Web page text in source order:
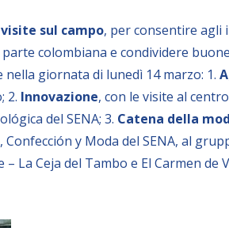
visite sul campo, per consentire agli
colombiana e condividere
giornata di lunedì 14 marzo: 1.
2. Innovazione, con le visite al
del SENA; 3. Catena della
y Moda del SENA, al
La Ceja del Tambo e El Carmen